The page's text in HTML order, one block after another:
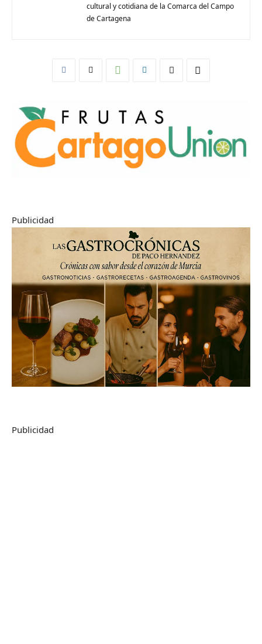
cultural y cotidiana de la Comarca del Campo
de Cartagena
Publicidad
Publicidad